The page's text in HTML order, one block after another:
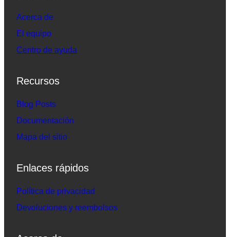
Acerca de
El equipo
Centro de ayuda
Recursos
Blog Posts
Documentación
Mapa del sitio
Enlaces rápidos
Política de privacidad
Devoluciones y reembolsos